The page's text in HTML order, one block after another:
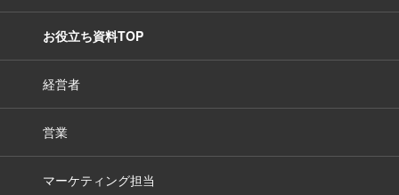
お役立ち資料TOP
経営者
営業
マーケティング担当